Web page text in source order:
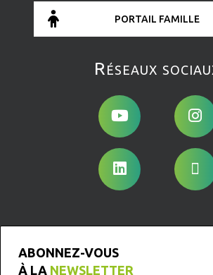
PORTAIL FAMILLE
Réseaux
ABONNEZ-VOUS
À LA NEWSLETTER